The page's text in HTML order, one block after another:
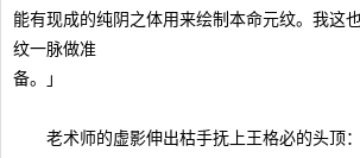
能有现成的纯阴之体用来绘制本命元纹。我这
纹一脉做准
备。」
老术师的虚影伸出枯手抚上王格必的头顶